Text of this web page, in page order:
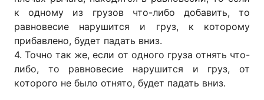
к одному из грузов что-либо добавить, то
равновесие нарушится и груз, к которому
прибавлено, будет падать вниз.
4. Точно так же, если от одного груза отнять что-
либо, то равновесие нарушится и груз, от
которого не было отнято, будет падать вниз.